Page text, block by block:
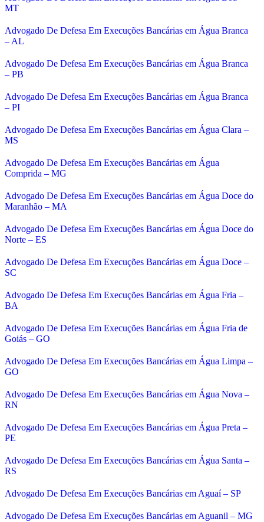
MT
Advogado De Defesa Em Execuções Bancárias em Água Branca
– AL
Advogado De Defesa Em Execuções Bancárias em Água Branca
– PB
Advogado De Defesa Em Execuções Bancárias em Água Branca
– PI
Advogado De Defesa Em Execuções Bancárias em Água Clara –
MS
Advogado De Defesa Em Execuções Bancárias em Água
Comprida – MG
Advogado De Defesa Em Execuções Bancárias em Água Doce do
Maranhão – MA
Advogado De Defesa Em Execuções Bancárias em Água Doce do
Norte – ES
Advogado De Defesa Em Execuções Bancárias em Água Doce –
SC
Advogado De Defesa Em Execuções Bancárias em Água Fria –
BA
Advogado De Defesa Em Execuções Bancárias em Água Fria de
Goiás – GO
Advogado De Defesa Em Execuções Bancárias em Água Limpa –
GO
Advogado De Defesa Em Execuções Bancárias em Água Nova –
RN
Advogado De Defesa Em Execuções Bancárias em Água Preta –
PE
Advogado De Defesa Em Execuções Bancárias em Água Santa –
RS
Advogado De Defesa Em Execuções Bancárias em Aguaí – SP
Advogado De Defesa Em Execuções Bancárias em Aguanil – MG